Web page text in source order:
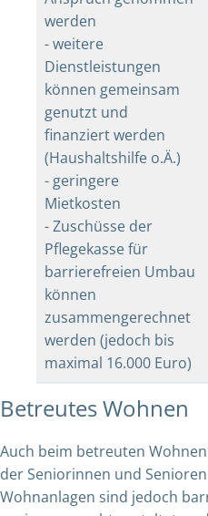
werden
- weitere
Dienstleistungen
können gemeinsam
genutzt und
finanziert werden
(Haushaltshilfe o.Ä.)
- geringere
Mietkosten
- Zuschüsse der
Pflegekasse für
barrierefreien Umbau
können
zusammengerechnet
werden (jedoch bis
maximal 16.000 Euro)
Betreutes Wohnen
Auch beim betreuten
der Seniorinnen und
Wohnanlagen sind jedoch